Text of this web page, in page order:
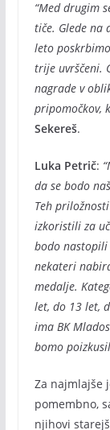
“Med drugim
tiče. Glede na
leto
trije uvrščeni.
nagrade v
pripomočkov,
Sekereš.
Luka Petrič:
da se bodo
Teh
izkoristili za
bodo nastopili
nekateri
medalje.
let, do 13 let,
ima BK
bomo
Za najmlajše
pomembno,
njihovi